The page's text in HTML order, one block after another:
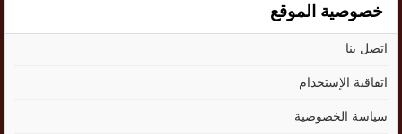
خصوصية الموقع
اتصل بنا
اتفاقية الإستخدام
سياسة الخصوصية